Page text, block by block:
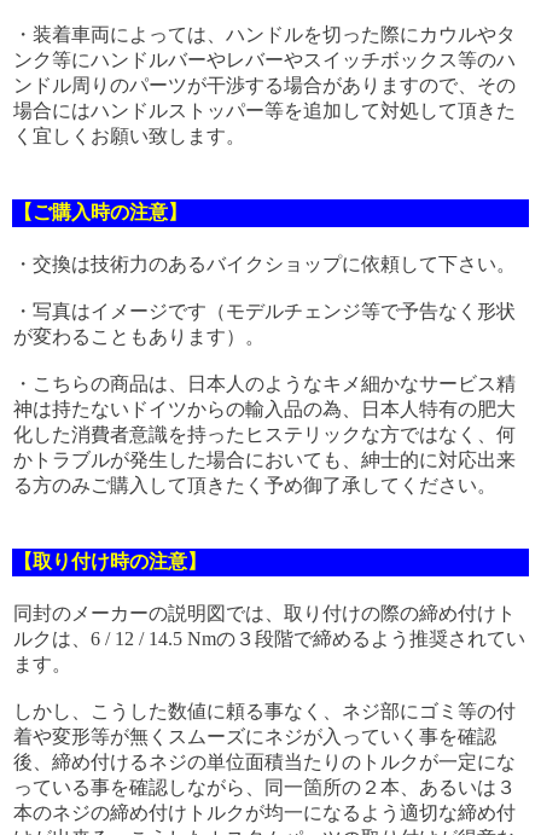
・装着車両によっては、ハンドルを切った際にカウルやタ
ンク等にハンドルバーやレバーやスイッチボックス等のハ
ンドル周りのパーツが干渉する場合がありますので、その
場合にはハンドルストッパー等を追加して対処して頂きた
く宜しくお願い致します。
【ご購入時の注意】
・交換は技術力のあるバイクショップに依頼して下さい。
・写真はイメージです（モデルチェンジ等で予告なく形状
が変わることもあります）。
・こちらの商品は、日本人のようなキメ細かなサービス精
神は持たないドイツからの輸入品の為、日本人特有の肥大
化した消費者意識を持ったヒステリックな方ではなく、何
かトラブルが発生した場合においても、紳士的に対応出来
る方のみご購入して頂きたく予め御了承してください。
【取り付け時の注意】
同封のメーカーの説明図では、取り付けの際の締め付けト
ルクは、6 / 12 / 14.5 Nmの３段階で締めるよう推奨されてい
ます。
しかし、こうした数値に頼る事なく、ネジ部にゴミ等の付
着や変形等が無くスムーズにネジが入っていく事を確認
後、締め付けるネジの単位面積当たりのトルクが一定にな
っている事を確認しながら、同一箇所の２本、あるいは３
本のネジの締め付けトルクが均一になるよう適切な締め付